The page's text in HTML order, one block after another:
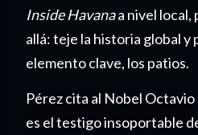
Inside Havanaa nivel local,
allá: teje la historia global y
elemento clave, los patios.
Pérez cita al Nobel
es el testigo insoportable